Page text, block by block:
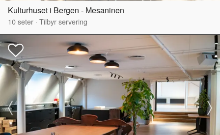
Kulturhuset i Bergen - Mesaninen
10seter · Tilbyr servering